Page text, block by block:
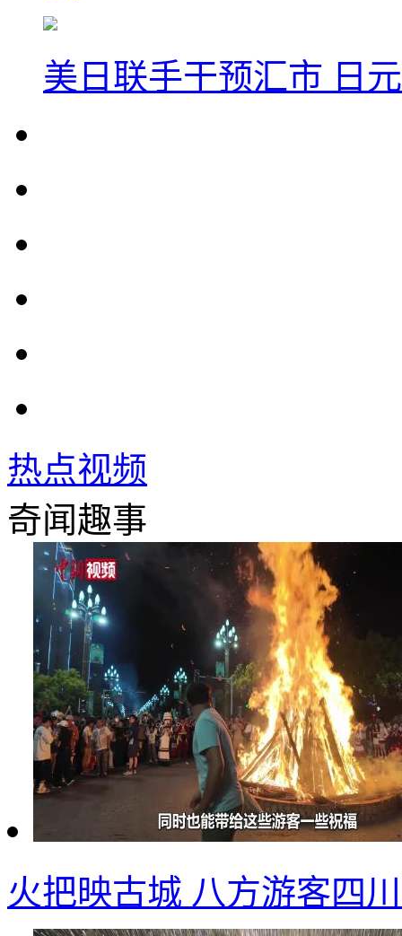
美日联手干预汇市 日
热点视频
奇闻趣事
火把映古城 八方游客四